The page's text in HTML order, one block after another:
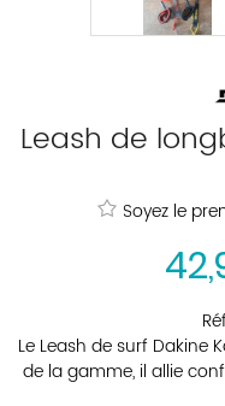
Leash de
Soyez le
42,
Le Leash de surf Dakine
de la gamme, il allie